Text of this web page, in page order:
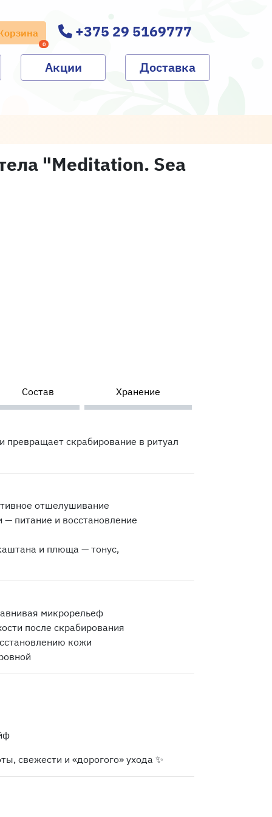
0
+375 29 5169777
Акции Доставка
"Meditation. Sea
Состав Хранение
превращает скрабирование в ритуал
отшелушивание
питание и восстановление
и плюща — тонус,
микрорельеф
после скрабирования
кожи
свежести и «дорогого» ухода ✨